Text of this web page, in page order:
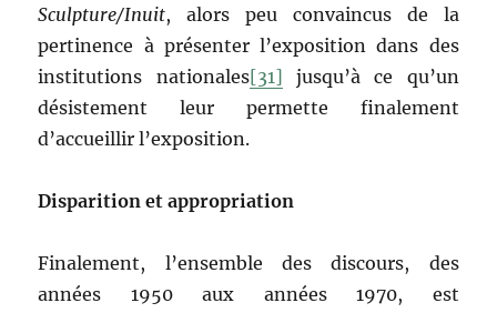
Sculpture/Inuit, alors peu convaincus de la
pertinence à présenter l’exposition dans des
institutions nationales[31] jusqu’à ce qu’un
désistement leur permette finalement
d’accueillir l’exposition.
Disparition et appropriation
Finalement, l’ensemble des discours, des
années 1950 aux années 1970, est